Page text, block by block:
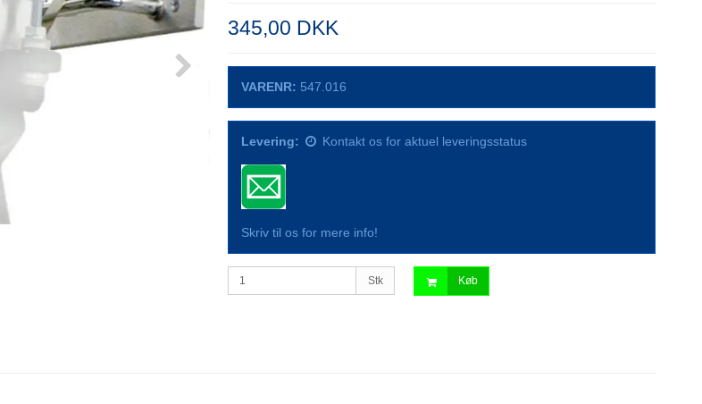
345,00 DKK
VARENR: 547.016
Levering: Kontakt os for aktuel leveringsstatus
Skriv til os for mere info!
Stk Køb